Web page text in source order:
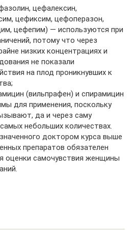
цефалексин,
цефиксим, цефоперазон,
цефепим) — используются при
потому что через
низких концентрациях и
не показали
на плод проникнувших к
(вильпрафен) и спирамицин
для применения, поскольку
да и через саму
небольших количествах.
доктором курса выше
препаратов обязателен
оценки самочувствия женщины